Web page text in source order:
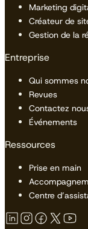
Marketing
Créateur de
Gestion de la
Entreprise
Qui sommes
Revues
Contactez
Événements
Ressources
Prise en main
Centre